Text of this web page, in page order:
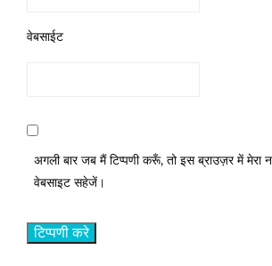
वेबसाईट
अगली बार जब मैं टिप्पणी करूँ, तो इस ब्राउज़र में मेरा
वेबसाइट सहेजें।